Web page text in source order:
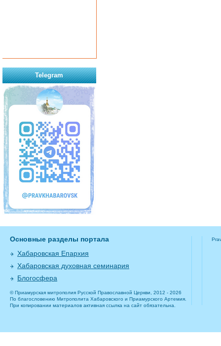
Telegram
Основные разделы портала
Хабаровская Епархия
Хабаровская духовная семинария
Блогосфера
© Приамурская митрополия Русской Православной Церкви, 2012 - 2026
По благословению Митрополита Хабаровского и Приамурского Артемия.
При копировании материалов активная ссылка на сайт обязательна.